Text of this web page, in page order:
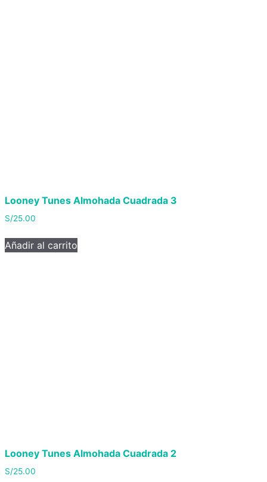
Looney Tunes Almohada Cuadrada 3
S/25.00
Añadir al carrito
Looney Tunes Almohada Cuadrada 2
S/25.00